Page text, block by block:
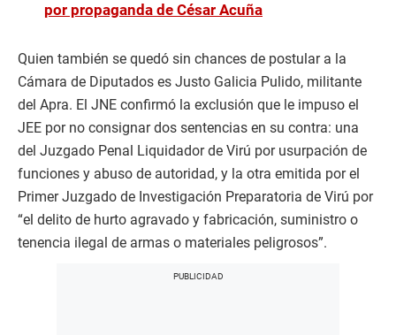
por propaganda de César Acuña
Quien también se quedó sin chances de postular a la
Cámara de Diputados es Justo Galicia Pulido, militante
del Apra. El JNE confirmó la exclusión que le impuso el
JEE por no consignar dos sentencias en su contra: una
del Juzgado Penal Liquidador de Virú por usurpación de
funciones y abuso de autoridad, y la otra emitida por el
Primer Juzgado de Investigación Preparatoria de Virú por
“el delito de hurto agravado y fabricación, suministro o
tenencia ilegal de armas o materiales peligrosos”.